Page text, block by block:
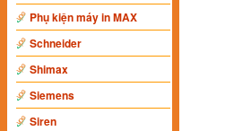
Phụ kiện máy in MAX
Schneider
Shimax
Siemens
Siren